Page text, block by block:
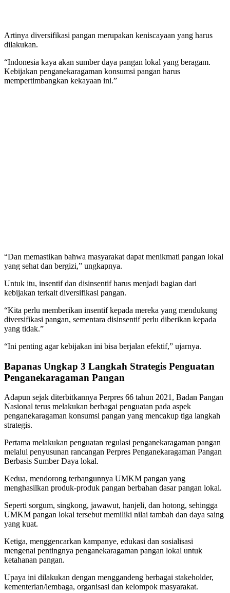
Artinya diversifikasi pangan merupakan keniscayaan yang harus
dilakukan.
“Indonesia kaya akan sumber daya pangan lokal yang beragam.
Kebijakan penganekaragaman konsumsi pangan harus
mempertimbangkan kekayaan ini.”
“Dan memastikan bahwa masyarakat dapat menikmati pangan lokal
yang sehat dan bergizi,” ungkapnya.
Untuk itu, insentif dan disinsentif harus menjadi bagian dari
kebijakan terkait diversifikasi pangan.
“Kita perlu memberikan insentif kepada mereka yang mendukung
diversifikasi pangan, sementara disinsentif perlu diberikan kepada
yang tidak.”
“Ini penting agar kebijakan ini bisa berjalan efektif,” ujarnya.
Bapanas Ungkap 3 Langkah Strategis Penguatan
Penganekaragaman Pangan
Adapun sejak diterbitkannya Perpres 66 tahun 2021, Badan Pangan
Nasional terus melakukan berbagai penguatan pada aspek
penganekaragaman konsumsi pangan yang mencakup tiga langkah
strategis.
Pertama melakukan penguatan regulasi penganekaragaman pangan
melalui penyusunan rancangan Perpres Penganekaragaman Pangan
Berbasis Sumber Daya lokal.
Kedua, mendorong terbangunnya UMKM pangan yang
menghasilkan produk-produk pangan berbahan dasar pangan lokal.
Seperti sorgum, singkong, jawawut, hanjeli, dan hotong, sehingga
UMKM pangan lokal tersebut memiliki nilai tambah dan daya saing
yang kuat.
Ketiga, menggencarkan kampanye, edukasi dan sosialisasi
mengenai pentingnya penganekaragaman pangan lokal untuk
ketahanan pangan.
Upaya ini dilakukan dengan menggandeng berbagai stakeholder,
kementerian/lembaga, organisasi dan kelompok masyarakat.